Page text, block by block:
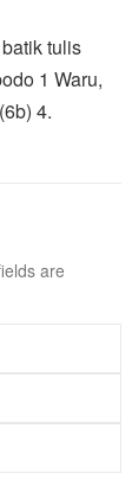
tulis
1 Waru,
4.
are